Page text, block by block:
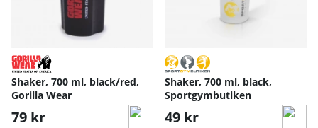
Shaker, 700 ml, black/red,
Gorilla Wear
79 kr
Shaker, 700 ml, black,
Sportgymbutiken
49 kr